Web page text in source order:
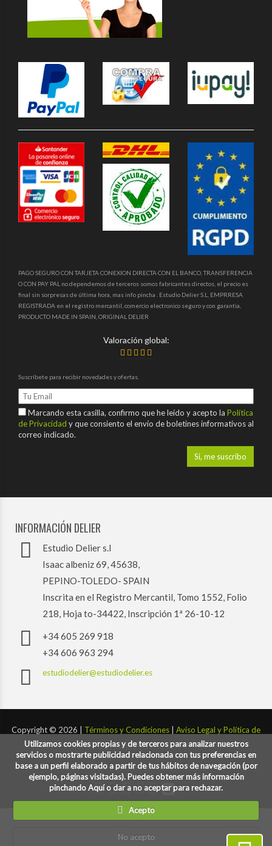
Utilizamos cookies propias y de terceros para analizar nuestros
servicios o mostrarte publicidad relacionada con tus preferencias en
base a un perfil elaborado a partir de tus hábitos de navegación (por
ejemplo, páginas visitadas). Puedes obtener más información
pinchando Aquí o dar a no aceptar para rechazar.
Acepto
No acepto
PAGO SEGURO CON TARJETA CONEXION DIRECTA CON EL BANCO, TRANSFERENCIA
O CON PAY PAL no dependemos de terceros somos fabricantes directos, el precio es
final sin sorpresas de última hora, mas info pincha . Estudio Delier S.L, EMPRRESA
REGISTRADA en el registro mercantil, comercio electronico seguro y con garantia,
PRODUCTO MADE IN SPAIN, ORIGINAL DELIER
Valoración global:
Suscríbete para recibir novedades y ofertas.
Marcando esta casilla, confirmo que he leído y acepto la Política
de Privacidad y que consiento el envío de boletines informativos al
correo indicado.
INFORMACIÓN DELIER
Estudio Delier s.l
Isaac albeniz 69, 45638,
PEPINO-TOLEDO- SPAIN
Inscrita en el Registro Mercantil, Tomo 1552, Folio
218, Hoja to-34422, Inscripción 1ª 26-10-12
+34 605 269 918
+34 606 963 294
estudiodelier@estudiodelier.es
Copyright © 2026 | Términos y Condiciones
Aviso Legal y Política de
Privacidad y Cookies
Desarrollado por:codigoconsentido.com